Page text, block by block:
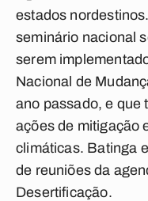
estados
seminário nacional
serem
Nacional de
ano passado, e que
ações de mitigação
climáticas. Batinga
de reuniões da
Desertificação.